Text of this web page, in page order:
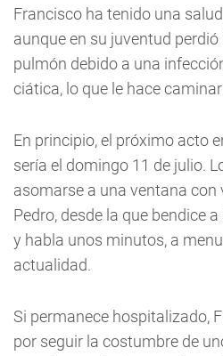
Francisco ha tenido una
aunque en su juventud
pulmón debido a una
ciática, lo que le hace
En principio, el próximo acto
sería el domingo 11 de julio.
asomarse a una ventana con
Pedro, desde la que bendice
y habla unos minutos, a
actualidad.
Si permanece hospitalizado,
por seguir la costumbre de